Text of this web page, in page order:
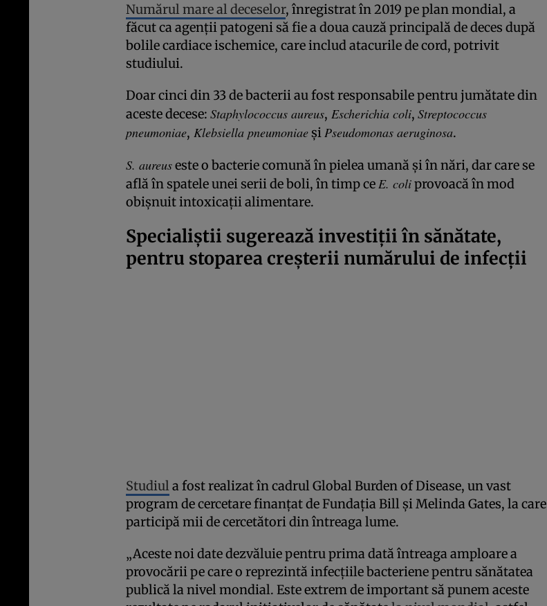
Numărul mare al deceselor, înregistrat în 2019 pe plan mondial, a
făcut ca agenții patogeni să fie a doua cauză principală de deces după
bolile cardiace ischemice, care includ atacurile de cord, potrivit
studiului.
Doar cinci din 33 de bacterii au fost responsabile pentru jumătate din
aceste decese: Staphylococcus aureus, Escherichia coli, Streptococcus
pneumoniae, Klebsiella pneumoniaeșiPseudomonas aeruginosa.
S. aureuseste o bacterie comună în pielea umană și în nări, dar care se
află în spatele unei serii de boli, în timp ceE. coliprovoacă în mod
obișnuit intoxicații alimentare.
Specialiștii sugerează investiții în sănătate,
pentru stoparea creșterii numărului de infecții
Studiul a fost realizat în cadrul Global Burden of Disease, un vast
program de cercetare finanțat de Fundația Bill și Melinda Gates, la care
participă mii de cercetători din întreaga lume.
„Aceste noi date dezvăluie pentru prima dată întreaga amploare a
provocării pe care o reprezintă infecțiile bacteriene pentru sănătatea
publică la nivel mondial. Este extrem de important să punem aceste